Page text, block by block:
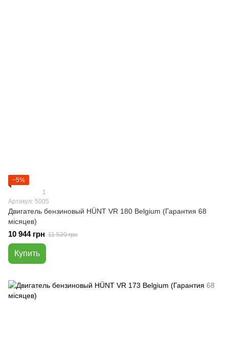
−5%
1
Артикул: 5005
Двигатель бензиновый HÜNT VR 180 Belgium (Гарантия 68
місяцев)
10 944 грн 11 520 грн
Купить